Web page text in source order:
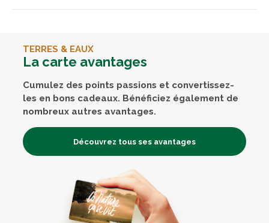
TERRES & EAUX
La carte avantages
Cumulez des points passions et convertissez-
les en bons cadeaux. Bénéficiez également de
nombreux autres avantages.
Découvrez tous ses avantages